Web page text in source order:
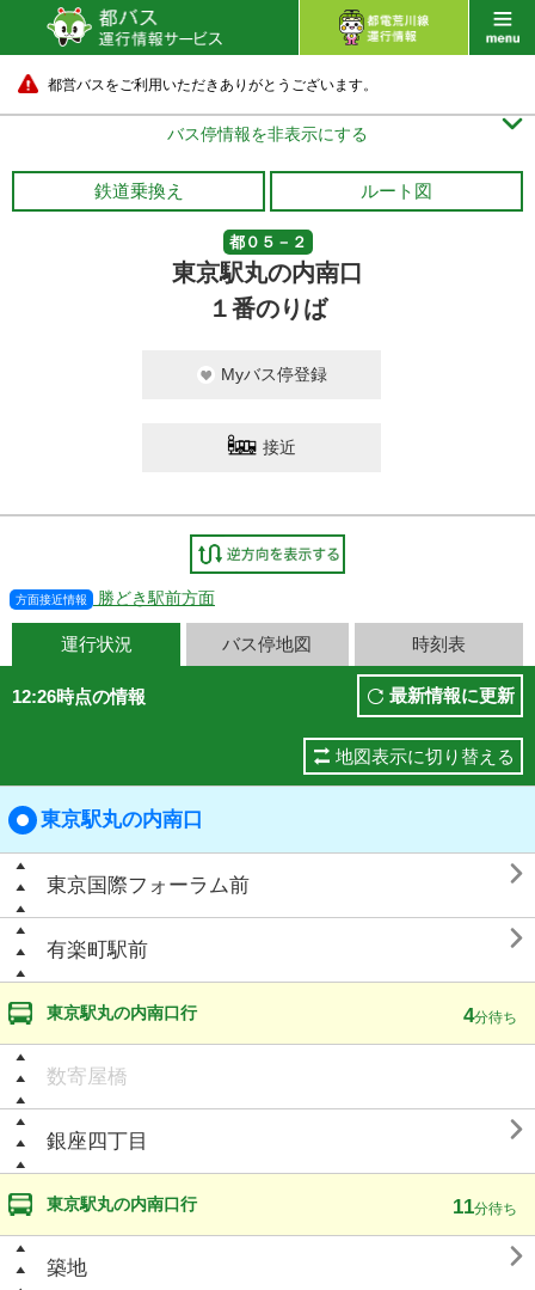
都営バスをご利用いただきありがとうございます。
バス停情報を非表示にする 
鉄道乗換え ルート図
都０５－２
東京駅丸の内南口
１番のりば
Myバス停登録
接近
方面接近情報 勝どき駅前方面
運行状況 バス停地図 時刻表
12:26時点の情報 最新情報に更新
地図表示に切り替える
東京駅丸の内南口
東京国際フォーラム前 
有楽町駅前 
東京駅丸の内南口行 4分待ち
数寄屋橋
銀座四丁目 
東京駅丸の内南口行 11分待ち
築地 